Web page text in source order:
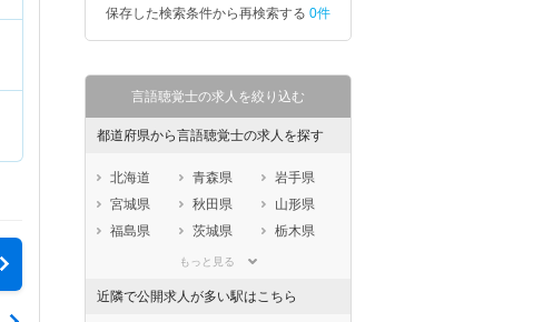
保存した検索条件から再検索する 0件
言語聴覚士の求人を絞り込む
都道府県から言語聴覚士の求人を探す
北海道 青森県
岩手県
宮城県
秋田県
山形県
福島県
茨城県
栃木県
埼玉県
もっと見る
近隣で公開求人が多い駅はこちら